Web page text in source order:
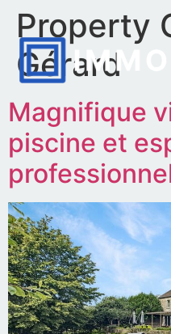
Property
Gérard
Magnifique
piscine et